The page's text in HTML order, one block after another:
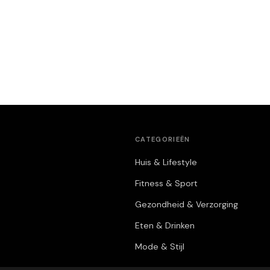
CATEGORIEËN
Huis & Lifestyle
Fitness & Sport
Gezondheid & Verzorging
Eten & Drinken
Mode & Stijl